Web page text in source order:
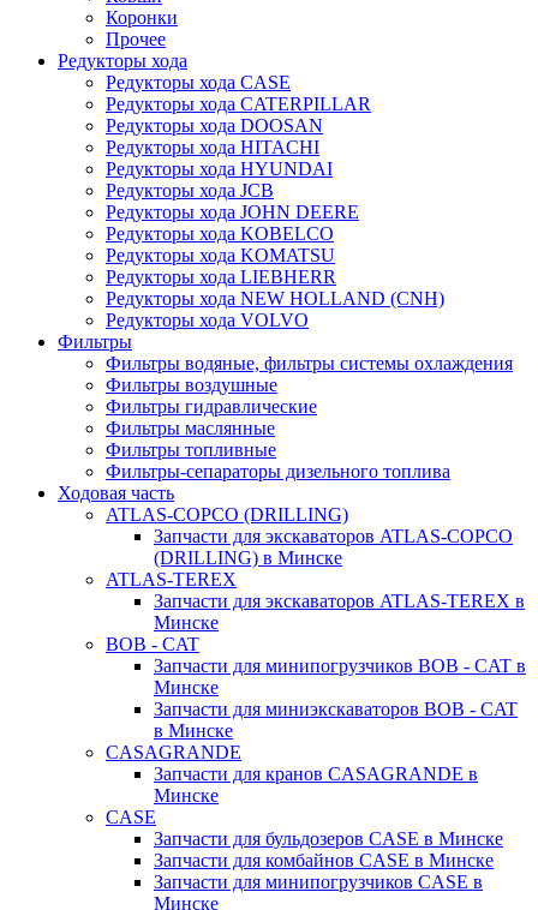
Коронки
Прочее
Редукторы хода
Редукторы хода CASE
Редукторы хода CATERPILLAR
Редукторы хода DOOSAN
Редукторы хода HITACHI
Редукторы хода HYUNDAI
Редукторы хода JCB
Редукторы хода JOHN DEERE
Редукторы хода KOBELCO
Редукторы хода KOMATSU
Редукторы хода LIEBHERR
Редукторы хода NEW HOLLAND (CNH)
Редукторы хода VOLVO
Фильтры
Фильтры водяные, фильтры системы охлаждения
Фильтры воздушные
Фильтры гидравлические
Фильтры маслянные
Фильтры топливные
Фильтры-сепараторы дизельного топлива
Ходовая часть
ATLAS-COPCO (DRILLING)
Запчасти для экскаваторов ATLAS-COPCO
(DRILLING) в Минске
ATLAS-TEREX
Запчасти для экскаваторов ATLAS-TEREX в
Минске
BOB - CAT
Запчасти для минипогрузчиков BOB - CAT в
Минске
Запчасти для миниэкскаваторов BOB - CAT
в Минске
CASAGRANDE
Запчасти для кранов CASAGRANDE в
Минске
CASE
Запчасти для бульдозеров CASE в Минске
Запчасти для комбайнов CASE в Минске
Запчасти для минипогрузчиков CASE в
Минске